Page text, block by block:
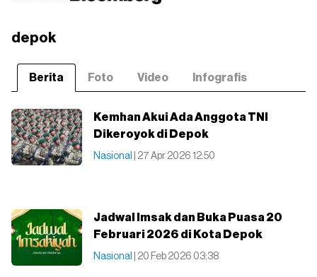
depok
Berita Foto Video Infografis
Kemhan Akui Ada Anggota TNI
Dikeroyok di Depok
Nasional | 27 Apr 2026 12:50
Jadwal Imsak dan Buka Puasa 20
Februari 2026 di Kota Depok
Nasional | 20 Feb 2026 03:38